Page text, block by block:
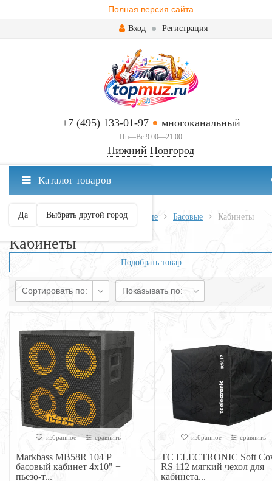
Полная версия сайта
Вход Регистрация
+7 (495) 133-01-97 многоканальный
Пн—Вс 9:00—21:00
Нижний Новгород
Нижний Новгород ваш город?
Да Выбрать другой город
Каталог товаров
Главная Всё для гитары Усиление Басовые Кабинеты
Кабинеты
Подобрать товар
Сортировать по: Показывать по:
избранное сравнить
Markbass MB58R 104 P
басовый кабинет 4x10" +
пьезо-т...
избранное сравнить
TC ELECTRONIC Soft
RS 112 мягкий чехол для
кабинета...